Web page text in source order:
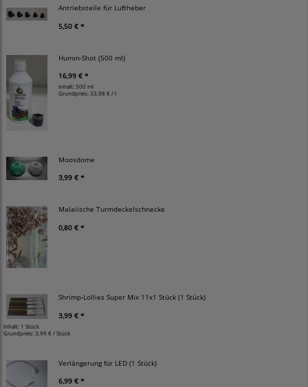
Antriebsteile für Luftheber
5,50 € *
Humin-Shot (500 ml)
16,99 € *
Inhalt: 500 ml
Grundpreis:33,98 € / l
Moosdome
3,99 € *
Malaiische Turmdeckelschnecke
0,80 € *
Shrimp-Lollies Super Mix 11x1 Stück (1 Stück)
3,99 € *
Inhalt: 1 Stück
Grundpreis:3,99 € / Stück
Verlängerung für LED (1 Stück)
6,99 € *